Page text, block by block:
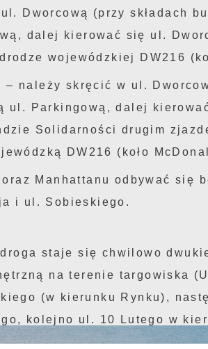
Dworcową (przy składach
dalej kierować się ul.
wojewódzkiej DW216
– należy skręcić w ul.
ul. Parkingową, dalej
Solidarności drugim
DW216 (koło
Manhattanu odbywać się
i ul. Sobieskiego.
staje się chwilowo
na terenie targowiska
(w kierunku Rynku),
kolejno ul. 10 Lutego w
Ustawienia